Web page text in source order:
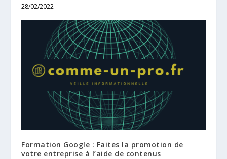
28/02/2022
Formation Google : Faites la promotion de
votre entreprise à l’aide de contenus